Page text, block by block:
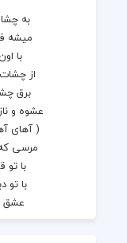
به چشام زل
میشه
با اون
از چشات
برق
عشوه و
( آهای
مرسی
با تو
با
عشق تو
ذهن